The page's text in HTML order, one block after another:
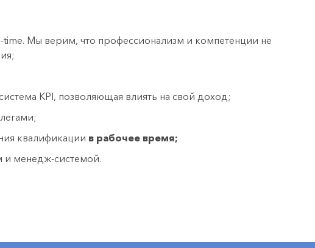
time. Мы верим, что профессионализм и компетенции не
KPI, позволяющая влиять на свой доход;
квалификации в рабочее время;
и менедж-системой.